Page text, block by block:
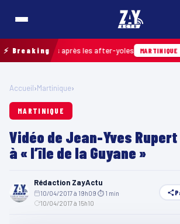
⚡ Breaking
ramassés après les after-yoles MARTINIQUE
Accueil›Martinique›
MARTINIQUE
Vidéo de Jean-Yves
à « l’île de la Guyane »
Rédaction ZayActu
10/04/2017 à 19h09 ⏱ 1 min
10/04/2017 à 15h10